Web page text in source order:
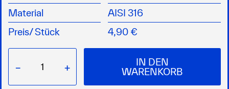
Mehrere Reduzierungsgrößen für flexible
Installationen
Material
AISI 316
Preis/Stück 4,90 €
− +
IN DEN
WARENKORB